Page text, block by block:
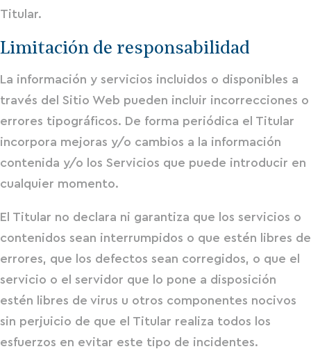
Titular.
Limitación de responsabilidad
La información y servicios incluidos o disponibles a
través del Sitio Web pueden incluir incorrecciones o
errores tipográficos. De forma periódica el Titular
incorpora mejoras y/o cambios a la información
contenida y/o los Servicios que puede introducir en
cualquier momento.
El Titular no declara ni garantiza que los servicios o
contenidos sean interrumpidos o que estén libres de
errores, que los defectos sean corregidos, o que el
servicio o el servidor que lo pone a disposición
estén libres de virus u otros componentes nocivos
sin perjuicio de que el Titular realiza todos los
esfuerzos en evitar este tipo de incidentes.